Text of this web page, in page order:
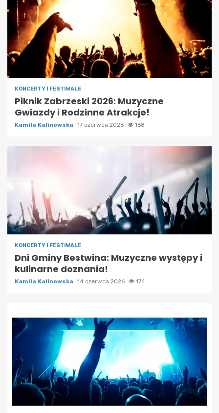
KONCERTY I FESTIWALE
Piknik Zabrzeski 2026: Muzyczne
Gwiazdy i Rodzinne Atrakcje!
Kamila Kalinowska 17 czerwca 2026 168
KONCERTY I FESTIWALE
Dni Gminy Bestwina: Muzyczne występy i
kulinarne doznania!
Kamila Kalinowska 14 czerwca 2026 174